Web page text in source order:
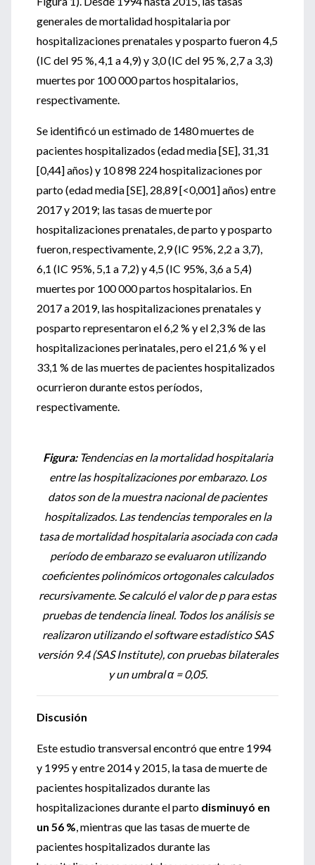
generales de mortalidad hospitalaria por
hospitalizaciones prenatales y posparto fueron 4,5
(IC del 95 %, 4,1 a 4,9) y 3,0 (IC del 95 %, 2,7 a 3,3)
muertes por 100 000 partos hospitalarios,
respectivamente.
Se identificó un estimado de 1480 muertes de
pacientes hospitalizados (edad media [SE], 31,31
[0,44] años) y 10 898 224 hospitalizaciones por
parto (edad media [SE], 28,89 [<0,001] años) entre
2017 y 2019; las tasas de muerte por
hospitalizaciones prenatales, de parto y posparto
fueron, respectivamente, 2,9 (IC 95%, 2,2 a 3,7),
6,1 (IC 95%, 5,1 a 7,2) y 4,5 (IC 95%, 3,6 a 5,4)
muertes por 100 000 partos hospitalarios. En
2017 a 2019, las hospitalizaciones prenatales y
posparto representaron el 6,2 % y el 2,3 % de las
hospitalizaciones perinatales, pero el 21,6 % y el
33,1 % de las muertes de pacientes hospitalizados
ocurrieron durante estos períodos,
respectivamente.
Figura:Tendencias en la mortalidad hospitalaria
entre las hospitalizaciones por embarazo. Los
datos son de la muestra nacional de pacientes
hospitalizados. Las tendencias temporales en la
tasa de mortalidad hospitalaria asociada con cada
período de embarazo se evaluaron utilizando
coeficientes polinómicos ortogonales calculados
recursivamente. Se calculó el valor de p para estas
pruebas de tendencia lineal. Todos los análisis se
realizaron utilizando el software estadístico SAS
versión 9.4 (SAS Institute), con pruebas bilaterales
y un umbral α = 0,05.
Discusión
Este estudio transversal encontró que entre 1994
y 1995 y entre 2014 y 2015, la tasa de muerte de
pacientes hospitalizados durante las
hospitalizaciones durante el parto disminuyó en
un 56 %, mientras que las tasas de muerte de
pacientes hospitalizados durante las